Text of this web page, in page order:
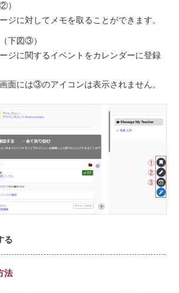
）
ジに対してメモを取ることができます。
（下図③）
ジに関するイベントをカレンダーに登録
面には③のアイコンは表示されません。
る
法